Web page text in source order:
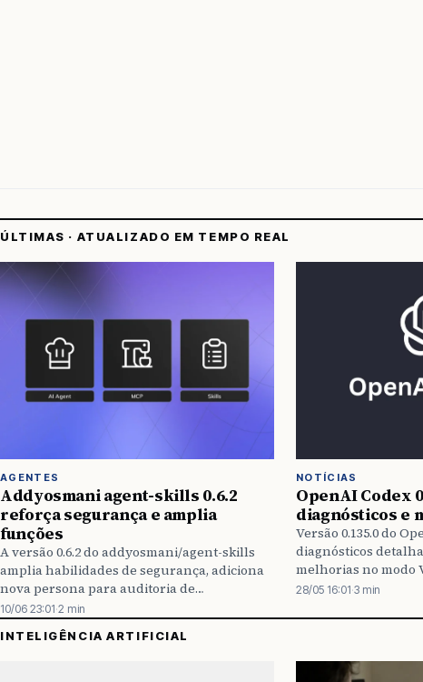
ÚLTIMAS · ATUALIZADO EM TEMPO REAL
AGENTES
Addyosmani agent-skills 0.6.2
reforça segurança e amplia
funções
A versão 0.6.2 do addyosmani/agent-skills
amplia habilidades de segurança, adiciona
nova persona para auditoria de
desempenho web e suporta o Antigravity
CLI, entregando melhorias no marketplace
e no processo de build.
10/06 23:01·2 min
NOTÍCIAS
OpenAI Codex
diagnósticos e
Versão 0.135.0 do
diagnósticos
melhorias no modo
integração com
28/05 16:01·3 min
INTELIGÊNCIA ARTIFICIAL